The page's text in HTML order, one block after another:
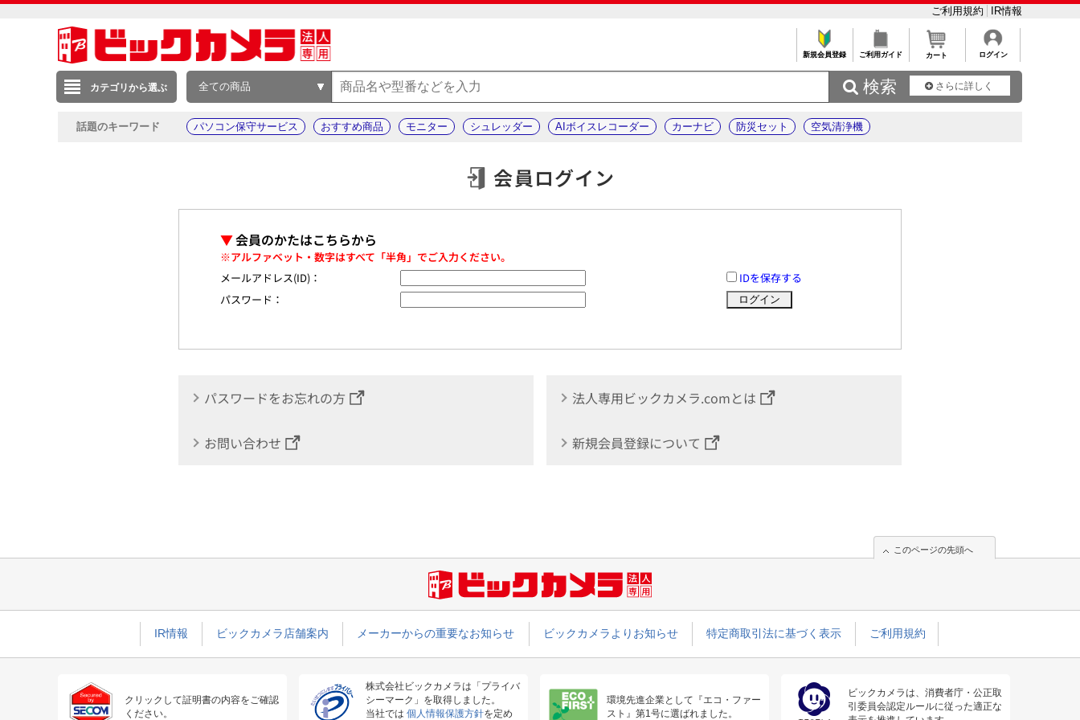
ご利用規約 IR情報
新規会員登録 ご利用ガイド カート ログイン
カテゴリから選ぶ 全ての商品  検索 さらに詳しく
話題のキーワード パソコン保守サービス おすすめ商品 モニター シュレッダー AIボイスレコーダー カーナビ 防災セット 空気清浄機
会員ログイン
▼会員のかたはこちらから
※アルファベット・数字はすべて「半角」でご入力ください。
メールアドレス(ID)：
IDを保存する
パスワード：
パスワードをお忘れの方 法人専用ビックカメラ.comとは
お問い合わせ 新規会員登録について
このページの先頭へ
IR情報 ビックカメラ店舗案内 メーカーからの重要なお知らせ ビックカメラよりお知らせ 特定商取引法に基づく表示 ご利用規約
クリックして証明書の内容をご確認
ください。
株式会社ビックカメラは「プライバ
シーマーク」を取得しました。
当社では 個人情報保護方針を定め
環境先進企業として『エコ・ファー
スト』第1号に選ばれました。
ビックカメラは、消費者庁・公正取
引委員会認定ルールに従った適正な